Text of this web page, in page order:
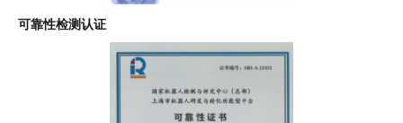
可靠性检测认证